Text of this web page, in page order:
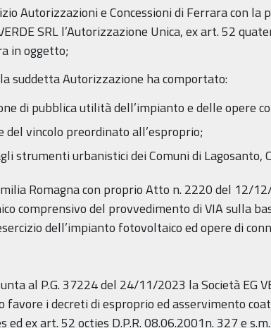
Autorizzazioni e Concessioni di Ferrara con
SRL l’Autorizzazione Unica, ex art. 52
in oggetto;
suddetta Autorizzazione ha comportato:
di pubblica utilità dell’impianto e delle opere
del vincolo preordinato all’esproprio;
strumenti urbanistici dei Comuni di Lagosanto,
Romagna con proprio Atto n. 2220 del 12/
comprensivo del provvedimento di VIA sulla
dell’impianto fotovoltaico ed opere di
al P.G. 37224 del 24/11/2023 la Società EG
favore i decreti di esproprio ed asservimento
ed ex art. 52 octies D.P.R. 08.06.2001n. 327 e